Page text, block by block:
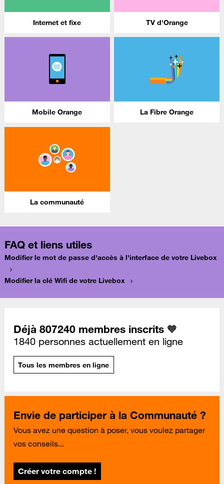
Internet et fixe TV d'Orange
Mobile Orange La Fibre Orange
La communauté
FAQ et liens utiles
Modifier le mot de passe d'accès à l'interface de votre Livebox
Modifier la clé Wifi de votre Livebox
Déjà 807240 membres inscrits 🧡
1840 personnes actuellement en ligne
Tous les membres en ligne
Envie de participer à la Communauté ?
Vous avez une question à poser, vous voulez partager
vos conseils...
Créer votre compte !